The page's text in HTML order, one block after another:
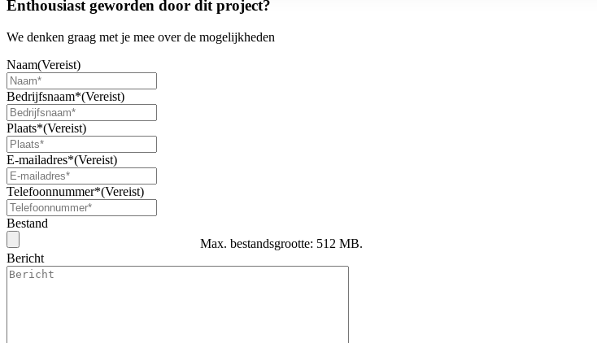
Enthousiast geworden door dit project?
We denken graag met je mee over de mogelijkheden
Naam(Vereist)
Bedrijfsnaam*(Vereist)
Plaats*(Vereist)
E-mailadres*(Vereist)
Telefoonnummer*(Vereist)
Bestand
Max. bestandsgrootte: 512 MB.
Bericht